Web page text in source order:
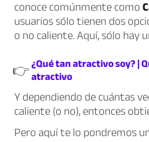
conoce comúnmente como
usuarios sólo tienen dos
o no caliente. Aquí, sólo hay
👉 ¿Qué tan atractivo soy? |
atractivo
Y dependiendo de cuántas
caliente (o no), entonces
Pero aquí te lo pondremos